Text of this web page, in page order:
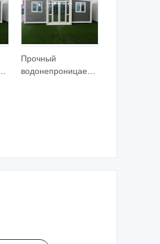
Прочный
водонепроницаемый